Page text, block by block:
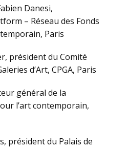
Danesi,
– Réseau des Fonds
Paris
président du Comité
d’Art, CPGA, Paris
général de la
l’art contemporain,
président du Palais de